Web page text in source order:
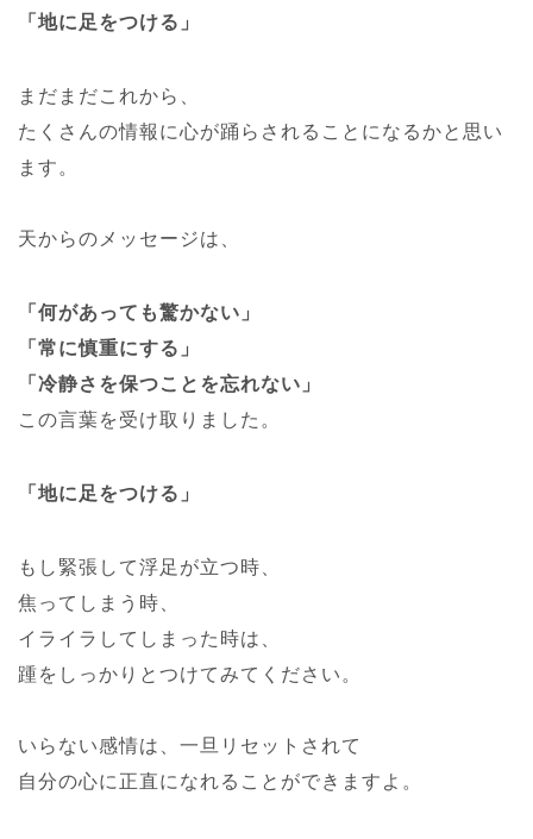
「地に足をつける」
まだまだこれから、
たくさんの情報に心が踊らされることになるかと思い
ます。
天からのメッセージは、
「何があっても驚かない」
「常に慎重にする」
「冷静さを保つことを忘れない」
この言葉を受け取りました。
「地に足をつける」
もし緊張して浮足が立つ時、
焦ってしまう時、
イライラしてしまった時は、
踵をしっかりとつけてみてください。
いらない感情は、一旦リセットされて
自分の心に正直になれることができますよ。